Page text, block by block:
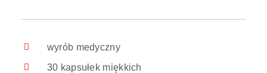
wyrób medyczny
30 kapsułek miękkich